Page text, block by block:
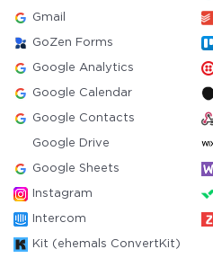
Gmail
GoZen Forms
Google Analytics
Google Calendar
Google Contacts
Google Drive
Google Sheets
Instagram
Intercom
Kit (ehemals ConvertKit)